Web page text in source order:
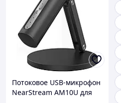
Потоковое USB-микрофон
NearStream AM10U для